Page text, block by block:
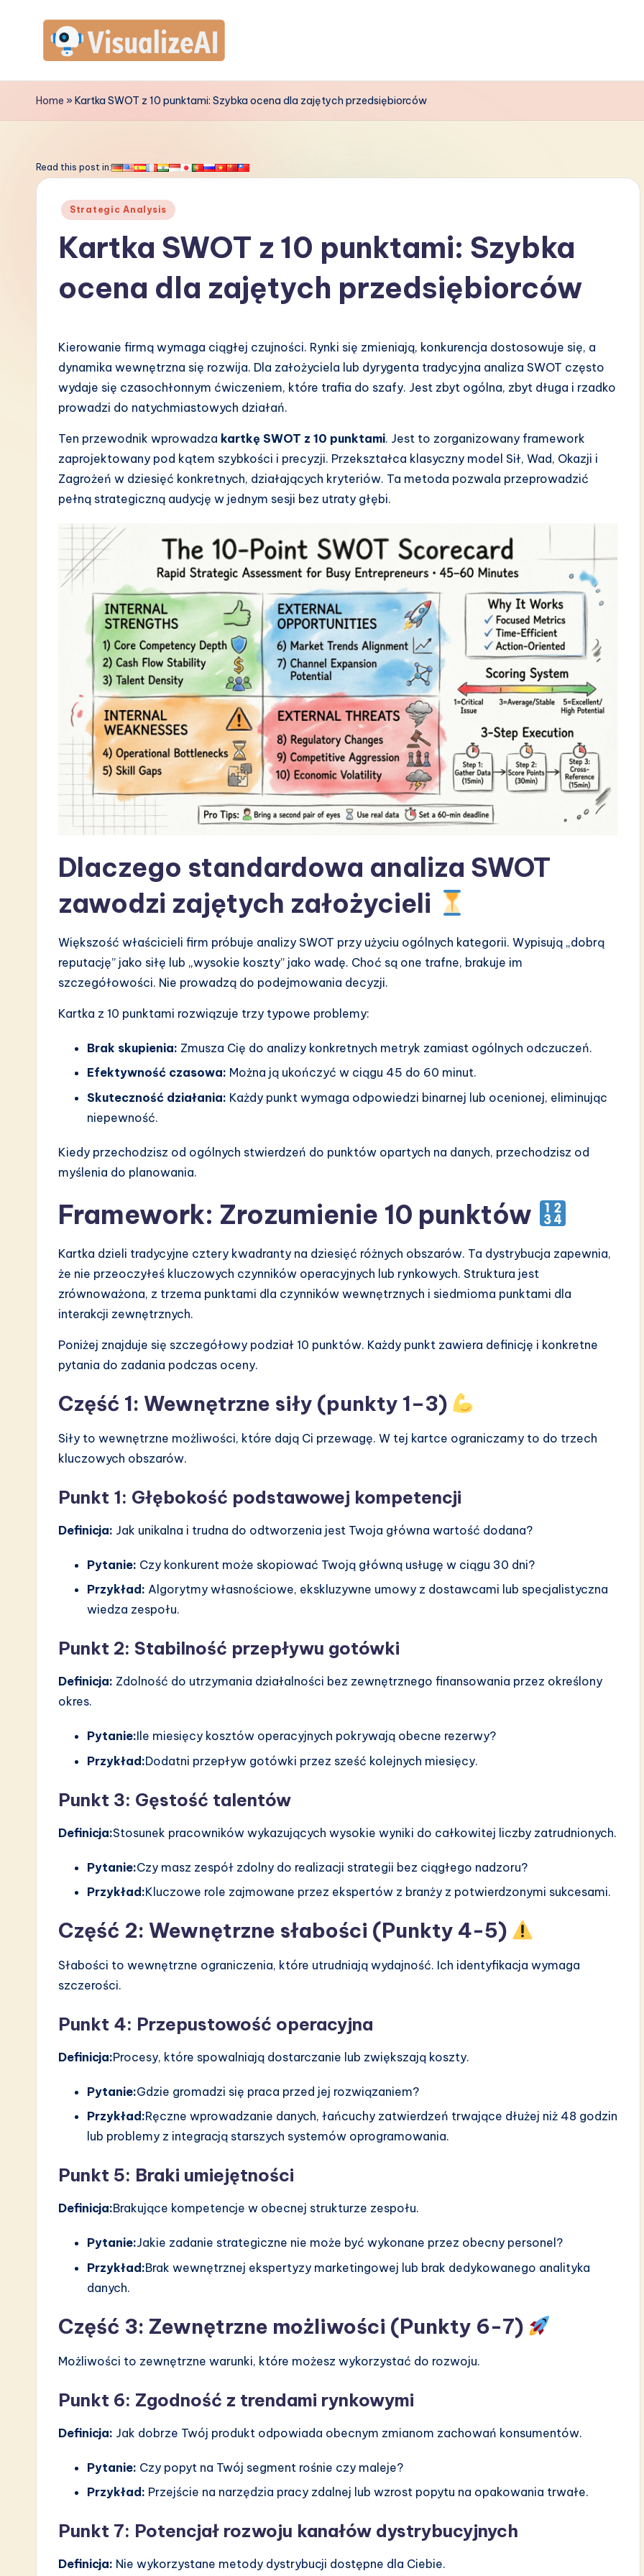
contentV
is
a
ft
w
Home »Kartka SWOT z 10 punktami: Szybka ocena dla zajętych przedsiębiorców
Read this post in:
Posted
Strategic Analysis
Kartka SWOT z 10 punktami: Szybka
ocena dla zajętych przedsiębiorców
Kierowanie firmą wymaga ciągłej czujności. Rynki się zmieniają, konkurencja dostosowuje się, a
dynamika wewnętrzna się rozwija. Dla założyciela lub dyrygenta tradycyjna analiza SWOT często
wydaje się czasochłonnym ćwiczeniem, które trafia do szafy. Jest zbyt ogólna, zbyt długa i rzadko
prowadzi do natychmiastowych działań.
Ten przewodnik wprowadza kartkę SWOT z 10 punktami. Jest to zorganizowany framework
zaprojektowany pod kątem szybkości i precyzji. Przekształca klasyczny model Sił, Wad, Okazji i
Zagrożeń w dziesięć konkretnych, działających kryteriów. Ta metoda pozwala przeprowadzić
pełną strategiczną audycję w jednym sesji bez utraty głębi.
Dlaczego standardowa analiza SWOT
zawodzi zajętych założycieli
Większość właścicieli firm próbuje analizy SWOT przy użyciu ogólnych kategorii. Wypisują „dobrą
reputację” jako siłę lub „wysokie koszty” jako wadę. Choć są one trafne, brakuje im
szczegółowości. Nie prowadzą do podejmowania decyzji.
Kartka z 10 punktami rozwiązuje trzy typowe problemy:
Brak skupienia: Zmusza Cię do analizy konkretnych metryk zamiast ogólnych odczuczeń.
Efektywność czasowa: Można ją ukończyć w ciągu 45 do 60 minut.
Skuteczność działania: Każdy punkt wymaga odpowiedzi binarnej lub ocenionej, eliminując
niepewność.
Kiedy przechodzisz od ogólnych stwierdzeń do punktów opartych na danych, przechodzisz od
myślenia do planowania.
Framework: Zrozumienie 10 punktów
Kartka dzieli tradycyjne cztery kwadranty na dziesięć różnych obszarów. Ta dystrybucja zapewnia,
że nie przeoczyłeś kluczowych czynników operacyjnych lub rynkowych. Struktura jest
zrównoważona, z trzema punktami dla czynników wewnętrznych i siedmioma punktami dla
interakcji zewnętrznych.
Poniżej znajduje się szczegółowy podział 10 punktów. Każdy punkt zawiera definicję i konkretne
pytania do zadania podczas oceny.
Część 1: Wewnętrzne siły (punkty 1–3)
Siły to wewnętrzne możliwości, które dają Ci przewagę. W tej kartce ograniczamy to do trzech
kluczowych obszarów.
Punkt 1: Głębokość podstawowej kompetencji
Definicja: Jak unikalna i trudna do odtworzenia jest Twoja główna wartość dodana?
Pytanie: Czy konkurent może skopiować Twoją główną usługę w ciągu 30 dni?
Przykład: Algorytmy własnościowe, ekskluzywne umowy z dostawcami lub specjalistyczna
wiedza zespołu.
Punkt 2: Stabilność przepływu gotówki
Definicja: Zdolność do utrzymania działalności bez zewnętrznego finansowania przez określony
okres.
Pytanie:Ile miesięcy kosztów operacyjnych pokrywają obecne rezerwy?
Przykład:Dodatni przepływ gotówki przez sześć kolejnych miesięcy.
Punkt 3: Gęstość talentów
Definicja:Stosunek pracowników wykazujących wysokie wyniki do całkowitej liczby zatrudnionych.
Pytanie:Czy masz zespół zdolny do realizacji strategii bez ciągłego nadzoru?
Przykład:Kluczowe role zajmowane przez ekspertów z branży z potwierdzonymi sukcesami.
Część 2: Wewnętrzne słabości (Punkty 4-5)
Słabości to wewnętrzne ograniczenia, które utrudniają wydajność. Ich identyfikacja wymaga
szczerości.
Punkt 4: Przepustowość operacyjna
Definicja:Procesy, które spowalniają dostarczanie lub zwiększają koszty.
Pytanie:Gdzie gromadzi się praca przed jej rozwiązaniem?
Przykład:Ręczne wprowadzanie danych, łańcuchy zatwierdzeń trwające dłużej niż 48 godzin
lub problemy z integracją starszych systemów oprogramowania.
Punkt 5: Braki umiejętności
Definicja:Brakujące kompetencje w obecnej strukturze zespołu.
Pytanie:Jakie zadanie strategiczne nie może być wykonane przez obecny personel?
Przykład:Brak wewnętrznej ekspertyzy marketingowej lub brak dedykowanego analityka
danych.
Część 3: Zewnętrzne możliwości (Punkty 6-7)
Możliwości to zewnętrzne warunki, które możesz wykorzystać do rozwoju.
Punkt 6: Zgodność z trendami rynkowymi
Definicja: Jak dobrze Twój produkt odpowiada obecnym zmianom zachowań konsumentów.
Pytanie: Czy popyt na Twój segment rośnie czy maleje?
Przykład: Przejście na narzędzia pracy zdalnej lub wzrost popytu na opakowania trwałe.
Punkt 7: Potencjał rozwoju kanałów dystrybucyjnych
Definicja: Nie wykorzystane metody dystrybucji dostępne dla Ciebie.